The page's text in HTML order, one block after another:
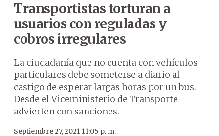
Transportistas torturan a
usuarios con reguladas y
cobros irregulares
La ciudadanía que no cuenta con vehículos
particulares debe someterse a diario al
castigo de esperar largas horas por un bus.
Desde el Viceministerio de Transporte
advierten con sanciones.
Septiembre 27, 2021 11:05 p. m.